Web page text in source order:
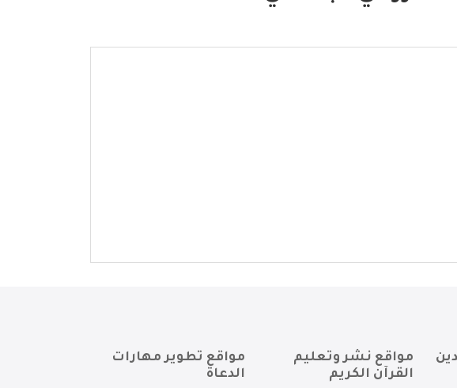
مواقع نشر وتعليم
القرآن الكريم
مواقع تطوير مهارات
الدعاة